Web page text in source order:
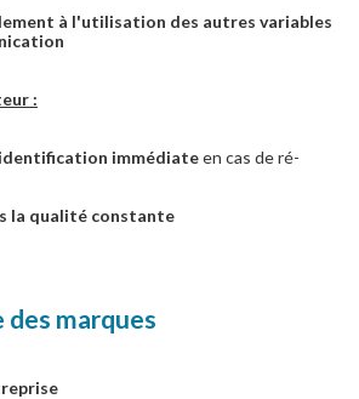
à l'utilisation des autres variables
:
immédiateen cas de ré-
la qualité constante
des marques